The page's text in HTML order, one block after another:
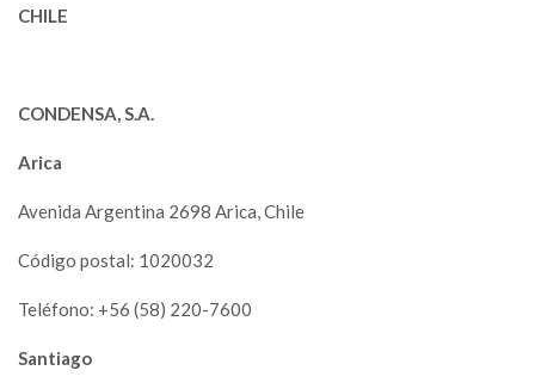
CHILE
CONDENSA, S.A.
Arica
Avenida Argentina 2698 Arica, Chile
Código postal: 1020032
Teléfono: +56 (58) 220-7600
Santiago